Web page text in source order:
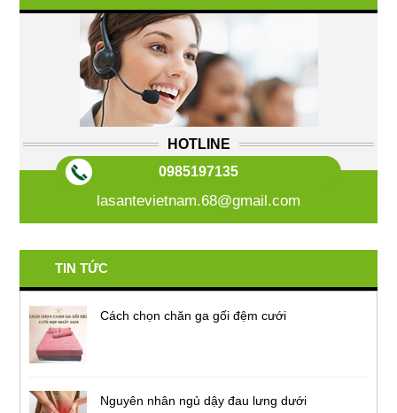
HOTLINE
0985197135
lasantevietnam.68@gmail.com
TIN TỨC
Cách chọn chăn ga gối đệm cưới
Nguyên nhân ngủ dậy đau lưng dưới